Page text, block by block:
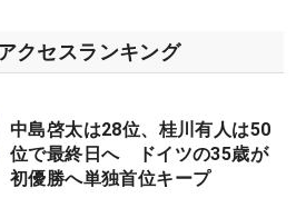
クセスランキング
中島啓太は28位、桂川有人は50
位で最終日へ ドイツの35歳が
初優勝へ単独首位キープ